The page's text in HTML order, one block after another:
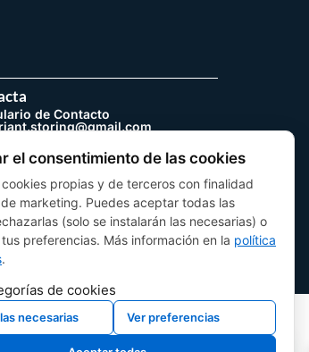
de Contacto
(@variantstoring.es)
el consentimiento de las cookies
propias y de terceros con finalidad
marketing. Puedes aceptar todas las
(solo se instalarán las necesarias) o
preferencias. Más información en la política
.
de cookies
necesarias Ver preferencias